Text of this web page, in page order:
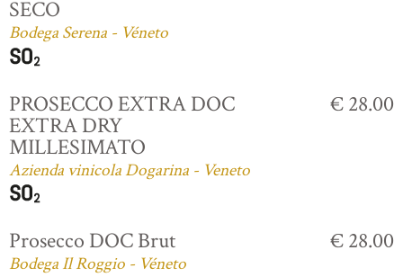
SECO
Bodega Serena - Véneto
PROSECCO EXTRA DOC
EXTRA DRY
MILLESIMATO
Azienda vinicola Dogarina - Veneto
€ 28.00
Prosecco DOC Brut
Bodega Il Roggio - Véneto
€ 28.00